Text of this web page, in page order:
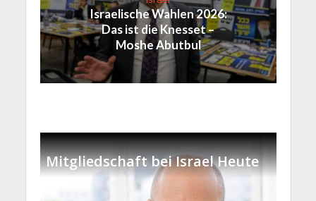
Israelische Wahlen 2026:
Das ist die Knesset –
Moshe Abutbul
Mitgliedschaft bei Israel Heute